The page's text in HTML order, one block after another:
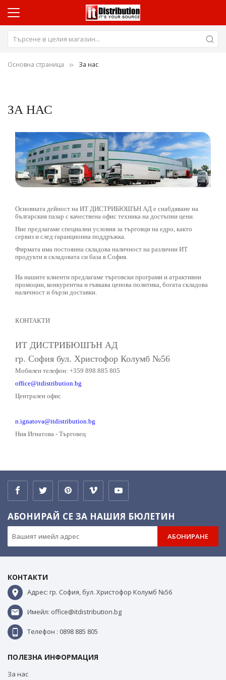
Основна страница За нас
ЗА НАС
Основната дейност на ИТ ДИСТРИБЮШЪН АД е снабдяване на
българския пазар с качествена офис техника на достъпни цени.
Ние предлагаме специални условия за търговци на едро, както
сервиз и след гаранционна поддръжка.
Фирмата има постоянна складова наличност на различни ИТ
продукти в складовата си база в София.
На нашите клиенти предлагаме търговски програми и атрактивни
промоции, конкурентна и гъвкава ценова политика, богата складова
наличност и бързи доставки.
КОНТАКТИ
ИТ ДИСТРИБЮШЪН АД
гр. София бул. Христофор Колумб №56
Мобилен телефон: +359 898 885 805
office@itdistribution.bg
Централен офис
n.ignatova@itdistribution.bg
Ния Игнатова - Търговец
АБОНИРАЙ СЕ ЗА НАШИЯ БЮЛЕТИН
АБОНИРАНЕ
КОНТАКТИ
Адрес: гр. София, бул. Христофор Колумб №56
Имейл: office@itdistribution.bg
Телефон : 0898 885 805
ПОЛЕЗНА ИНФОРМАЦИЯ
За нас